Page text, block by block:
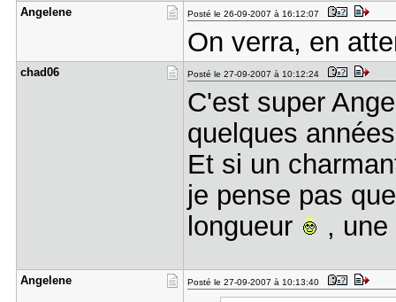
Angelene Posté le 26-09-2007 à 16:12:07
On verra, en
chad06 Posté le 27-09-2007 à 10:12:24
C'est super
quelques
Et si un
je pense pas
longueur
,
Angelene Posté le 27-09-2007 à 10:13:40